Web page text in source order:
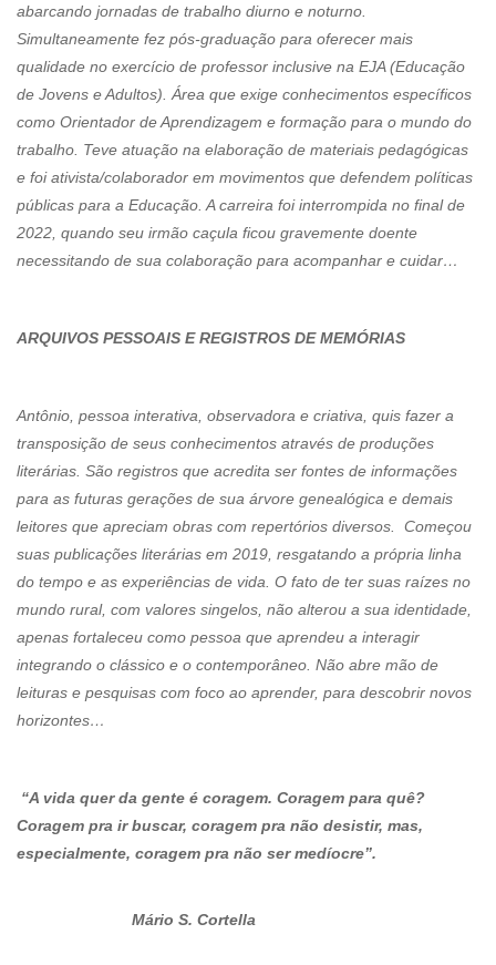
abarcando jornadas de trabalho diurno e noturno.
Simultaneamente fez pós-graduação para oferecer mais
qualidade no exercício de professor inclusive na EJA (Educação
de Jovens e Adultos). Área que exige conhecimentos específicos
como Orientador de Aprendizagem e formação para o mundo do
trabalho. Teve atuação na elaboração de materiais pedagógicas
e foi ativista/colaborador em movimentos que defendem políticas
públicas para a Educação. A carreira foi interrompida no final de
2022, quando seu irmão caçula ficou gravemente doente
necessitando de sua colaboração para acompanhar e cuidar…
ARQUIVOS PESSOAIS E REGISTROS DE MEMÓRIAS
Antônio, pessoa interativa, observadora e criativa, quis fazer a
transposição de seus conhecimentos através de produções
literárias. São registros que acredita ser fontes de informações
para as futuras gerações de sua árvore genealógica e demais
leitores que apreciam obras com repertórios diversos. Começou
suas publicações literárias em 2019, resgatando a própria linha
do tempo e as experiências de vida. O fato de ter suas raízes no
mundo rural, com valores singelos, não alterou a sua identidade,
apenas fortaleceu como pessoa que aprendeu a interagir
integrando o clássico e o contemporâneo. Não abre mão de
leituras e pesquisas com foco ao aprender, para descobrir novos
horizontes…
“A vida quer da gente é coragem. Coragem para quê?
Coragem pra ir buscar, coragem pra não desistir, mas,
especialmente, coragem pra não ser medíocre”.
Mário S. Cortella